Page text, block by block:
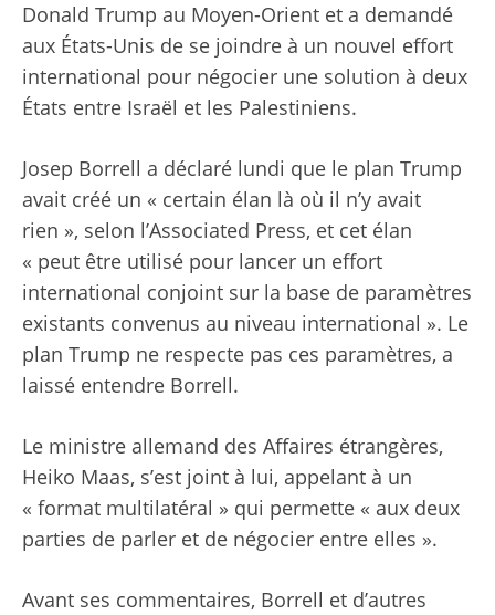
Donald Trump au Moyen-Orient et a demandé
aux États-Unis de se joindre à un nouvel effort
international pour négocier une solution à deux
États entre Israël et les Palestiniens.
Josep Borrell a déclaré lundi que le plan Trump
avait créé un « certain élan là où il n’y avait
rien », selon l’Associated Press, et cet élan
« peut être utilisé pour lancer un effort
international conjoint sur la base de paramètres
existants convenus au niveau international ». Le
plan Trump ne respecte pas ces paramètres, a
laissé entendre Borrell.
Le ministre allemand des Affaires étrangères,
Heiko Maas, s’est joint à lui, appelant à un
« format multilatéral » qui permette « aux deux
parties de parler et de négocier entre elles ».
Avant ses commentaires, Borrell et d’autres